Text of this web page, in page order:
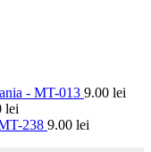
- MT-013 9.00 lei
lei
238 9.00 lei